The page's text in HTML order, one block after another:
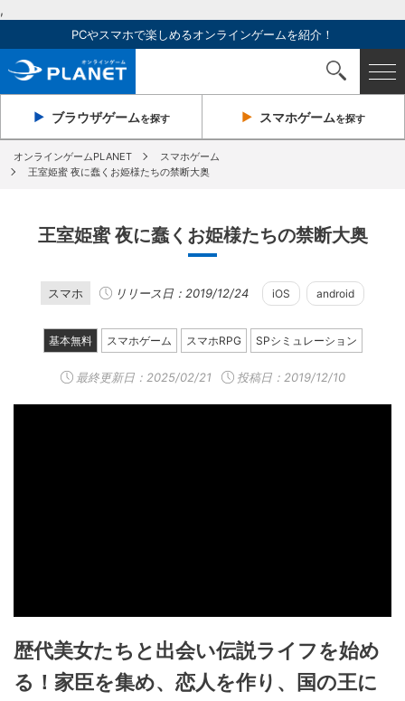
,
PCやスマホで楽しめるオンラインゲームを紹介！
ブラウザゲームを探す スマホゲームを探す
オンラインゲームPLANET
スマホゲーム
王室姫蜜 夜に蠢くお姫様たちの禁断大奥
王室姫蜜 夜に蠢くお姫様たちの禁断大奥
スマホ リリース日：2019/12/24 iOS android
基本無料 スマホゲーム スマホRPG SPシミュレーション
最終更新日： 2025/02/21 投稿日：2019/12/10
歴代美女たちと出会い伝説ライフを始め
る！家臣を集め、恋人を作り、国の王に